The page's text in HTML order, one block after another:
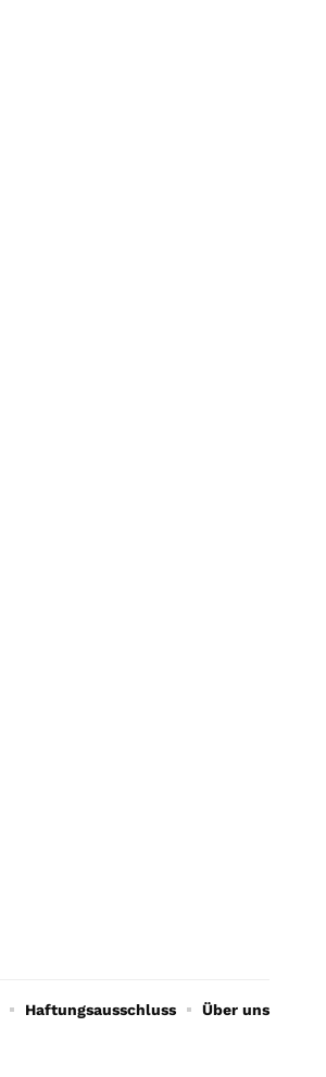
Haftungsausschluss Über uns